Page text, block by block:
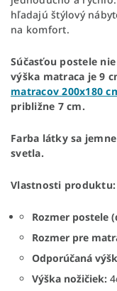
hľadajú štýlový
na komfort.
Súčasťou postele
výška matraca je 9
matracov 200x180
približne 7 cm.
Farba látky sa
svetla.
Vlastnosti produktu:
Rozmer postele
Rozmer pre
Odporúčaná
Výška nožičiek: